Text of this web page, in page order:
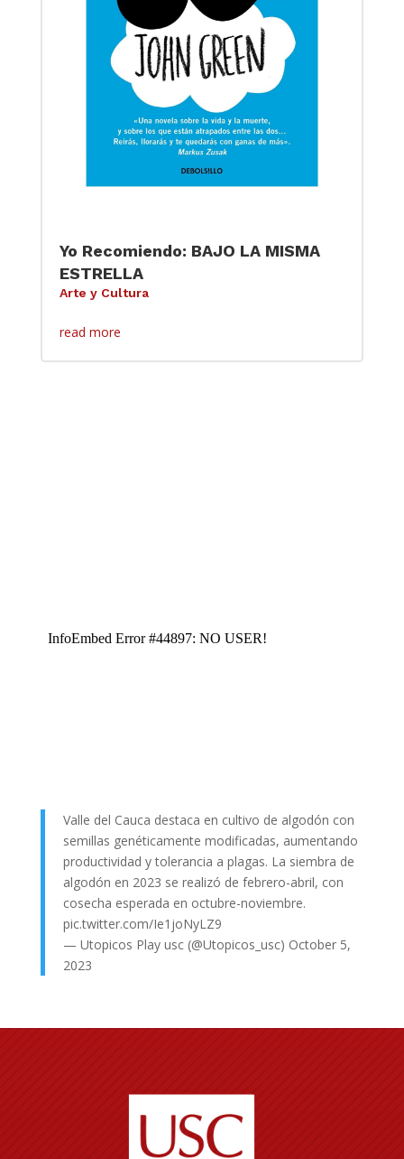
Yo Recomiendo: BAJO LA MISMA
ESTRELLA
Arte y Cultura
read more
Valle del Cauca destaca en cultivo de algodón con
semillas genéticamente modificadas, aumentando
productividad y tolerancia a plagas. La siembra de
algodón en 2023 se realizó de febrero-abril, con
cosecha esperada en octubre-noviembre.
pic.twitter.com/Ie1joNyLZ9
— Utopicos Play usc (@Utopicos_usc) October 5,
2023